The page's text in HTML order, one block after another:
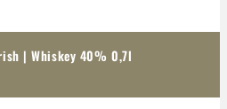
| Whiskey 40% 0,7l